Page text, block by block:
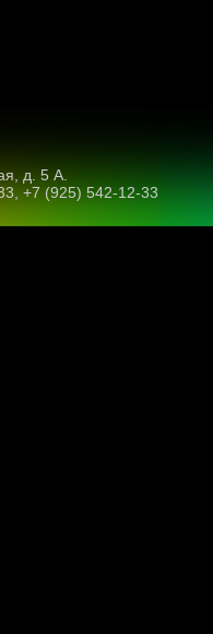
д. 5 А.
+7 (925) 542-12-33